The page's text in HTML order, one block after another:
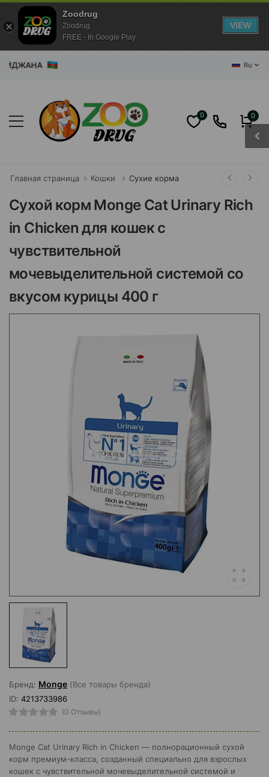
Ru
0 0
Главная страница Кошки Сухие корма
Сухой корм Monge Cat Urinary Rich
in Chicken для кошек с
чувствительной
мочевыделительной системой со
вкусом курицы 400 г
Бренд: Monge (Все товары бренда)
ID: 4213733986
(0 Отзывы)
Monge Cat Urinary Rich in Chicken — полнорационный сухой
корм премиум-класса, созданный специально для взрослых
кошек с чувствительной мочевыделительной системой и
Zoodrug
Zoodrug
FREE - In Google Play
VIEW